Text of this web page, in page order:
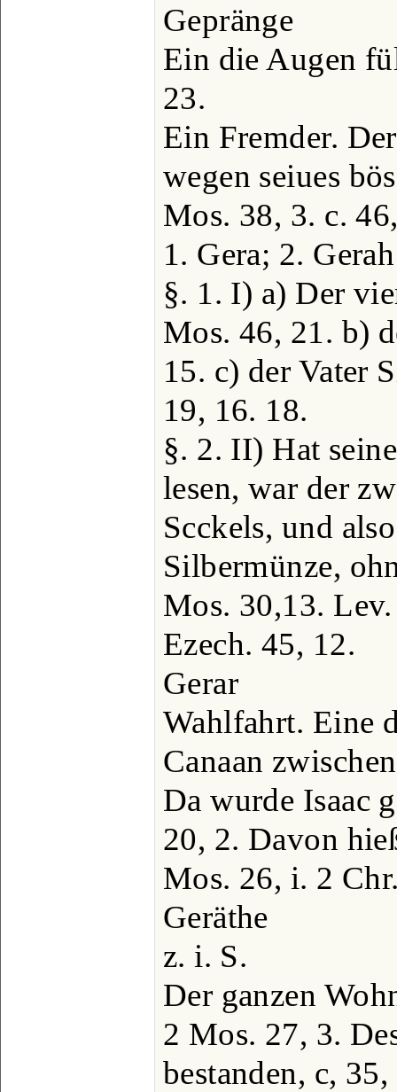
Gepränge
Ein die Augen
23.
Ein Fremder.
wegen seiues
Mos. 38, 3. c.
1. Gera; 2.
§. 1. I) a) Der
Mos. 46, 21. b)
15. c) der Vater
19, 16. 18.
§. 2. II) Hat
lesen, war der
Scckels, und
Silbermünze,
Mos. 30,13.
Ezech. 45, 12.
Gerar
Wahlfahrt. Eine
Canaan
Da wurde Isaac
20, 2. Davon
Mos. 26, i. 2
Geräthe
z. i. S.
Der ganzen
2 Mos. 27, 3.
bestanden, c,